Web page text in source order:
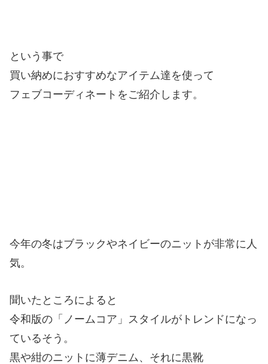
という事で
買い納めにおすすめなアイテム達を使って
フェブコーディネートをご紹介します。
今年の冬はブラックやネイビーのニットが非常に人
気。
聞いたところによると
令和版の「ノームコア」スタイルがトレンドになっ
ているそう。
黒や紺のニットに薄デニム、それに黒靴